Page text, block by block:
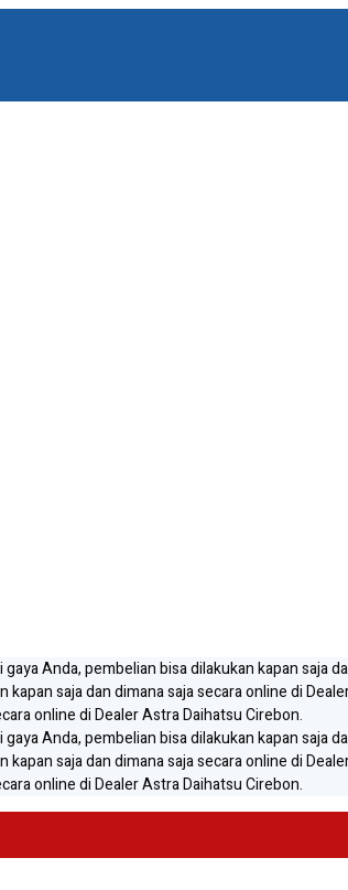
Anda, pembelian bisa dilakukan kapan saja
saja dan dimana saja secara online di
online di Dealer Astra Daihatsu Cirebon.
Anda, pembelian bisa dilakukan kapan saja
saja dan dimana saja secara online di
online di Dealer Astra Daihatsu Cirebon.